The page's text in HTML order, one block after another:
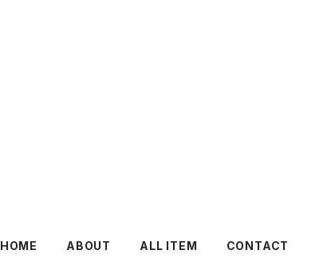
HOME ABOUT ALL ITEM CONTACT